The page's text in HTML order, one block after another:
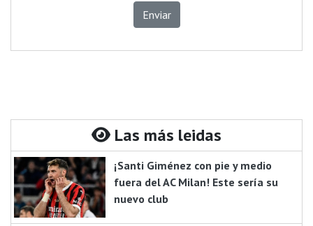
Enviar
Las más leidas
¡Santi Giménez con pie y medio
fuera del AC Milan! Este sería su
nuevo club